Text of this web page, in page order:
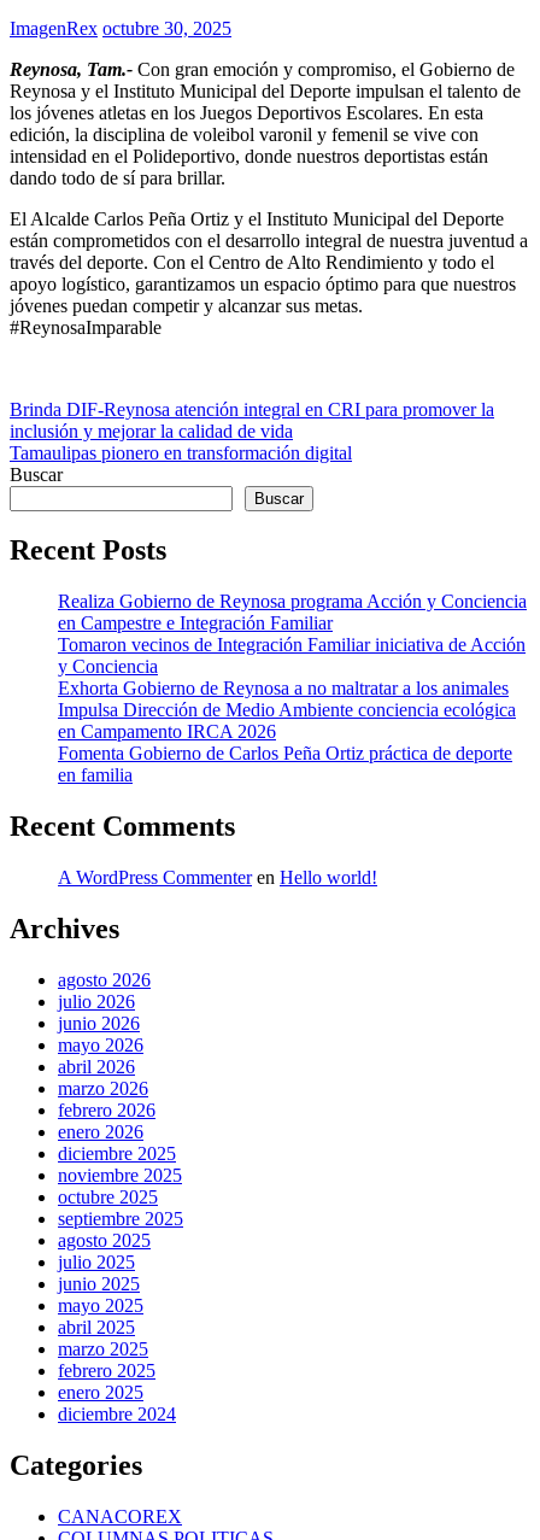
ImagenRex octubre 30, 2025
Reynosa, Tam.- Con gran emoción y compromiso, el Gobierno de
Reynosa y el Instituto Municipal del Deporte impulsan el talento de
los jóvenes atletas en los Juegos Deportivos Escolares. En esta
edición, la disciplina de voleibol varonil y femenil se vive con
intensidad en el Polideportivo, donde nuestros deportistas están
dando todo de sí para brillar.
El Alcalde Carlos Peña Ortiz y el Instituto Municipal del Deporte
están comprometidos con el desarrollo integral de nuestra juventud a
través del deporte. Con el Centro de Alto Rendimiento y todo el
apoyo logístico, garantizamos un espacio óptimo para que nuestros
jóvenes puedan competir y alcanzar sus metas.
#ReynosaImparable
Navegación
de
entradas
Brinda DIF-Reynosa atención integral en CRI para promover la
inclusión y mejorar la calidad de vida
Tamaulipas pionero en transformación digital
Buscar
Buscar
Recent Posts
Realiza Gobierno de Reynosa programa Acción y Conciencia
en Campestre e Integración Familiar
Tomaron vecinos de Integración Familiar iniciativa de Acción
y Conciencia
Exhorta Gobierno de Reynosa a no maltratar a los animales
Impulsa Dirección de Medio Ambiente conciencia ecológica
en Campamento IRCA 2026
Fomenta Gobierno de Carlos Peña Ortiz práctica de deporte
en familia
Recent Comments
A WordPress Commenteren Hello world!
Archives
agosto 2026
julio 2026
junio 2026
mayo 2026
abril 2026
marzo 2026
febrero 2026
enero 2026
diciembre 2025
noviembre 2025
octubre 2025
septiembre 2025
agosto 2025
julio 2025
junio 2025
mayo 2025
abril 2025
marzo 2025
febrero 2025
enero 2025
diciembre 2024
Categories
CANACOREX